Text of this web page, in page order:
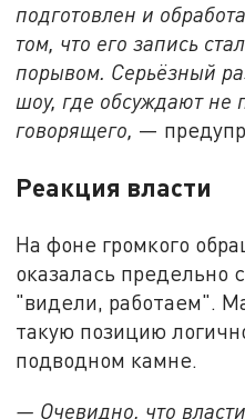
подготовлен и
том, что его запись
порывом. Серьёзный
шоу, где обсуждают не
говорящего, —
Реакция власти
На фоне громкого
оказалась предельно
"видели, работаем".
такую позицию
подводном камне.
— Очевидно, что